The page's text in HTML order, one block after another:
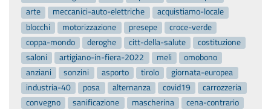
arte
meccanici-auto-elettriche
acquistiamo-locale
blocchi
motorizzazione presepe
croce-verde
coppa-mondo
deroghe citt-della-salute
costituzione
saloni
artigiano-in-fiera-2022 meli
omobono
anziani
sonzini asporto tirolo
giornata-europea
industria-40
posa alternanza covid19
carrozzeria
convegno
sanificazione mascherina
cena-contrario